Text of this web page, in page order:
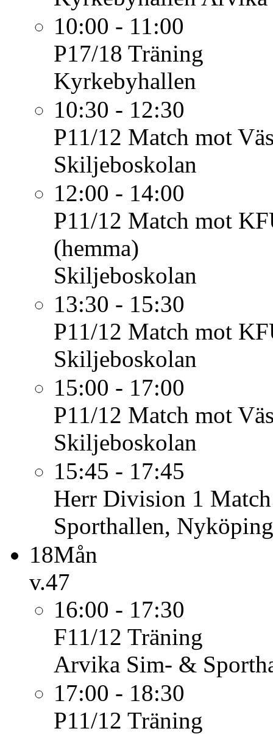
10:00 - 11:00
P17/18 Träning
Kyrkebyhallen
10:30 - 12:30
P11/12 Match mot
Skiljeboskolan
12:00 - 14:00
P11/12 Match mot
(hemma)
Skiljeboskolan
13:30 - 15:30
P11/12 Match mot
Skiljeboskolan
15:00 - 17:00
P11/12 Match mot
Skiljeboskolan
15:45 - 17:45
Herr Division 1
Sporthallen, Nyköping
18Mån
v.47
16:00 - 17:30
F11/12 Träning
Arvika Sim- &
17:00 - 18:30
P11/12 Träning